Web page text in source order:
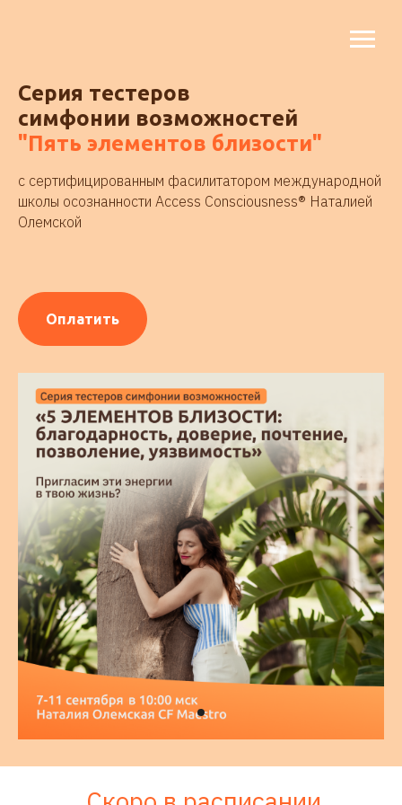
Серия тестеров
симфонии возможностей
"Пять элементов близости"
с сертифицированным фасилитатором международной
школы осознанности Access Consciousness® Наталией
Олемской
Оплатить
Скоро в расписании